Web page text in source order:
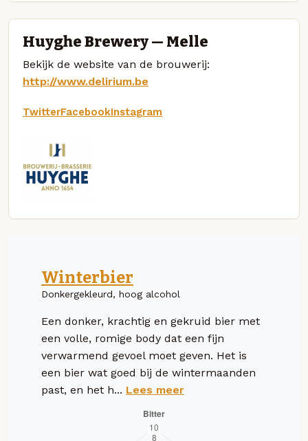
Huyghe Brewery — Melle
Bekijk de website van de brouwerij:
http://www.delirium.be
TwitterFacebookInstagram
Winterbier
Donkergekleurd, hoog alcohol
Een donker, krachtig en gekruid bier met
een volle, romige body dat een fijn
verwarmend gevoel moet geven. Het is
een bier wat goed bij de wintermaanden
past, en het h... Lees meer